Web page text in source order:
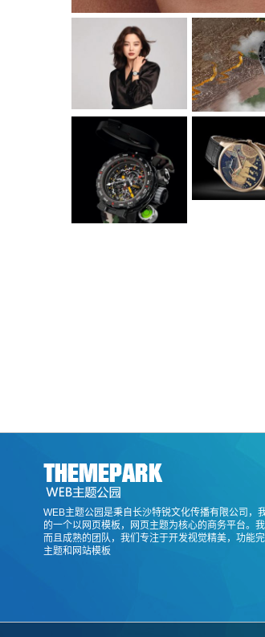
WEB主题公园是秉自长沙特锐文化传播有限公司，
的一个以网页模板，网页主题为核心的商务平台。我
而且成熟的团队，我们专注于开发视觉精美，功能
主题和网站模板